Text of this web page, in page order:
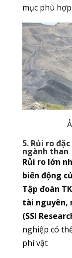
mục phù
5. Rủi ro
ngành than
Rủi ro lớn
biến động
Tập đoàn
tài nguyên,
(SSI
nghiệp có
phí vật